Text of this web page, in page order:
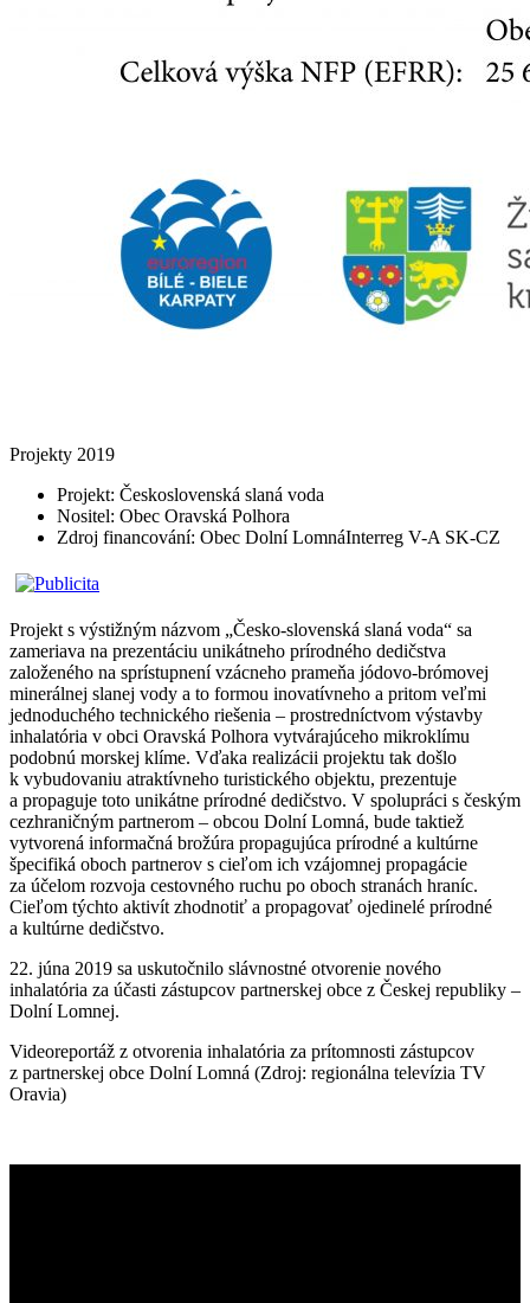
Projekty 2019
Projekt: Československá slaná voda
Nositel: Obec Oravská Polhora
Zdroj financování: Obec Dolní LomnáInterreg V-A SK-CZ
Projekt s výstižným názvom „Česko-slovenská slaná voda“ sa
zameriava na prezentáciu unikátneho prírodného dedičstva
založeného na sprístupnení vzácneho prameňa jódovo-brómovej
minerálnej slanej vody a to formou inovatívneho a pritom veľmi
jednoduchého technického riešenia – prostredníctvom výstavby
inhalatória v obci Oravská Polhora vytvárajúceho mikroklímu
podobnú morskej klíme. Vďaka realizácii projektu tak došlo
k vybudovaniu atraktívneho turistického objektu, prezentuje
a propaguje toto unikátne prírodné dedičstvo. V spolupráci s českým
cezhraničným partnerom – obcou Dolní Lomná, bude taktiež
vytvorená informačná brožúra propagujúca prírodné a kultúrne
špecifiká oboch partnerov s cieľom ich vzájomnej propagácie
za účelom rozvoja cestovného ruchu po oboch stranách hraníc.
Cieľom týchto aktivít zhodnotiť a propagovať ojedinelé prírodné
a kultúrne dedičstvo.
22. júna 2019 sa uskutočnilo slávnostné otvorenie nového
inhalatória za účasti zástupcov partnerskej obce z Českej republiky –
Dolní Lomnej.
Videoreportáž z otvorenia inhalatória za prítomnosti zástupcov
z partnerskej obce Dolní Lomná (Zdroj: regionálna televízia TV
Oravia)